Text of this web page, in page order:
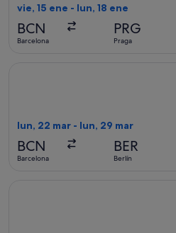
vie, 15 ene - lun, 18 ene
BCN
Barcelona
PRG
Praga
lun, 22 mar - lun, 29 mar
BCN
Barcelona
BER
Berlín